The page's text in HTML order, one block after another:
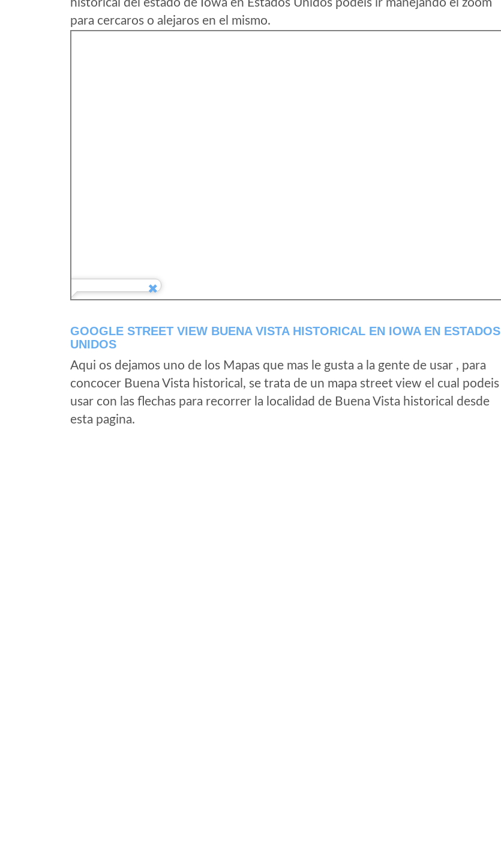
historical del estado de Iowa en Estados Unidos podeis ir manejando el zoom
para cercaros o alejaros en el mismo.
GOOGLE STREET VIEW BUENA VISTA HISTORICAL EN IOWA EN ESTADOS
UNIDOS
Aqui os dejamos uno de los Mapas que mas le gusta a la gente de usar , para
concocer Buena Vista historical, se trata de un mapa street view el cual podeis
usar con las flechas para recorrer la localidad de Buena Vista historical desde
esta pagina.